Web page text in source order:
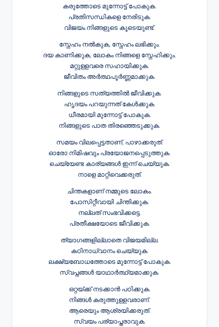
കരുത്തോടെ മുന്നോട്ട് പോകുക.
പ്രതിസന്ധികളെ നേരിടുക.
വിജയം നിങ്ങളുടെ കൂടെയുണ്ട്.
സ്നേഹം നൽകുക, സ്നേഹം ലഭിക്കും.
ദയ കാണിക്കുക, ലോകം നിങ്ങളെ സ്നേഹിക്കും.
മറ്റുള്ളവരെ സഹായിക്കുക.
ജീവിതം അർത്ഥപൂർണ്ണമാക്കുക.
നിങ്ങളുടെ സത്യത്തിൽ ജീവിക്കുക.
ഹൃദയം പറയുന്നത് കേൾക്കുക.
ധീരമായി മുന്നോട്ട് പോകുക.
നിങ്ങളുടെ പാത തിരഞ്ഞെടുക്കുക.
സമയം വിലപ്പെട്ടതാണ്, പാഴാക്കരുത്.
ഓരോ നിമിഷവും പ്രയോജനപ്പെടുത്തുക.
ചെയ്യേണ്ട കാര്യങ്ങൾ ഇന്ന് ചെയ്യുക.
നാളെ മാറ്റിവെക്കരുത്.
ചിന്തകളാണ് നമ്മുടെ ലോകം.
പോസിറ്റീവായി ചിന്തിക്കുക.
നല്ലത് സംഭവിക്കട്ടെ.
പ്രതീക്ഷയോടെ ജീവിക്കുക.
ത്യാഗങ്ങളില്ലാതെ വിജയമില്ല.
കഠിനാധ്വാനം ചെയ്യുക.
ലക്ഷ്യബോധത്തോടെ മുന്നോട്ട് പോകുക.
സ്വപ്നങ്ങൾ യാഥാർത്ഥ്യമാക്കുക.
ഒറ്റയ്ക്ക് നടക്കാൻ പഠിക്കുക.
നിങ്ങൾ കരുത്തുള്ളവരാണ്.
ആരെയും ആശ്രയിക്കരുത്.
സ്വയം പര്യാപ്തരാവുക.